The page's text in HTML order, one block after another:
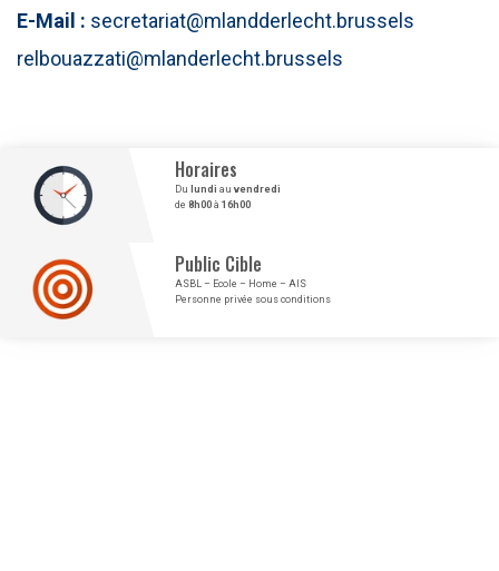
E-Mail : secretariat@mlandderlecht.brussels
relbouazzati@mlanderlecht.brussels
Horaires
Du lundi auvendredi
de8h00 à16h00
Public Cible
ASBL – Ecole – Home – AIS
Personne privée sous conditions